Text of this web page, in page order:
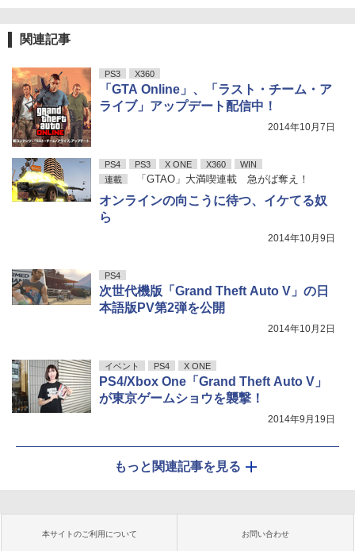
関連記事
PS3 X360
「GTA Online」、「ラスト・チーム・ア
ライブ」アップデート配信中！
2014年10月7日
PS4 PS3 X ONE X360
WIN
連載
「GTAO」大満喫連載 急がば奪え！
オンラインの向こうに待つ、イケてる奴
ら
2014年10月9日
PS4
次世代機版「Grand Theft Auto V」の日
本語版PV第2弾を公開
2014年10月2日
イベント PS4 X ONE
PS4/Xbox One「Grand Theft Auto V」
が東京ゲームショウを襲撃！
2014年9月19日
もっと関連記事を見る
本サイトのご利用について お問い合わせ